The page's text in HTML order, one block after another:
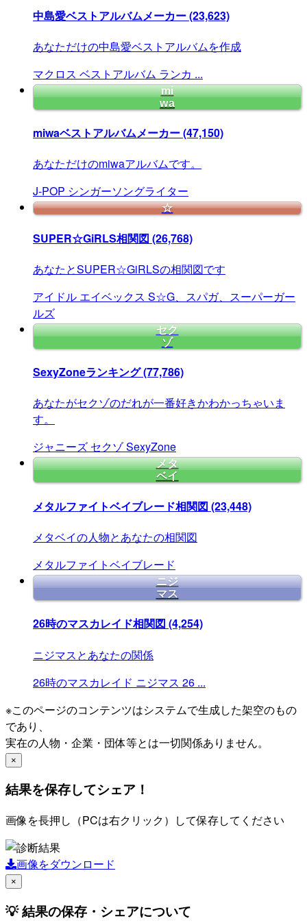
中島愛ベストアルバムメーカー(23,623)
あなただけの中島愛ベストアルバムを作成
マクロス ベストアルバム ランカ ...
mi
wa
miwaベストアルバムメーカー(47,150)
あなただけのmiwaアルバムです。
J‐POP シンガーソングライター
☆
SUPER☆GiRLS相関図 (26,768)
あなたとSUPER☆GiRLSの相関図です
アイドル エイベックス S☆G、スパガ、スーパーガー
ルズ
セク
ゾ
SexyZoneランキング(77,786)
あなたがセクゾのだれが一番好きかわかっちゃいま
す。
ジャニーズ セクゾSexyZone
メタ
ベイ
メタルファイトベイブレード相関図 (23,448)
メタベイの人物とあなたの相関図
メタルファイトベイブレード
ニジ
マス
26時のマスカレイド相関図 (4,254)
ニジマスとあなたの関係
26時のマスカレイド ニジマス 26 ...
※このページのコンテンツはシステムで生成した架空のもの
であり、
実在の人物・企業・団体等とは一切関係ありません。
×
結果を保存してシェア！
画像を長押し（PCは右クリック）して保存してください
画像をダウンロード
×
💡 結果の保存・シェアについて